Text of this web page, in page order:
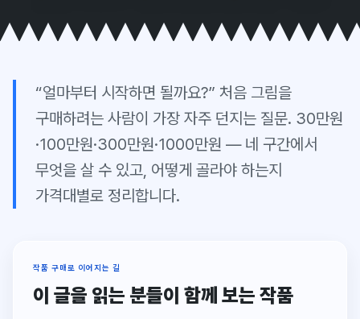
“얼마부터 시작하면 될까요?” 처음 그림을
구매하려는 사람이 가장 자주 던지는 질문. 30만원
·100만원·300만원·1000만원 — 네 구간에서
무엇을 살 수 있고, 어떻게 골라야 하는지
가격대별로 정리합니다.
작품 구매로 이어지는 길
이 글을 읽는 분들이 함께 보는 작품